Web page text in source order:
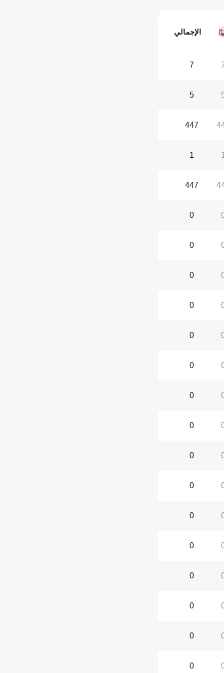
الإجمالي
7
5
447
1
1
447
0
0
0
0
0
0
0
0
0
0
0
0
0
0
0
0